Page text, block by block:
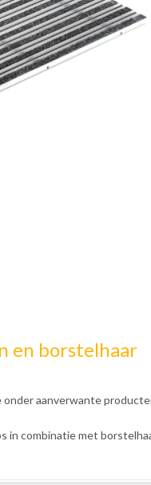
en borstelhaar
onder aanverwante
in combinatie met